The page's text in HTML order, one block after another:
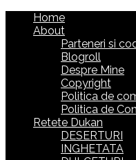
Home
About
Parteneri si
Blogroll
Despre Mine
Copyright
Politica de
Politica de
Retete Dukan
DESERTURI
INGHETATA